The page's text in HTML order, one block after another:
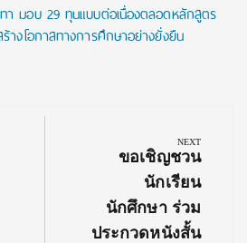
า มอบ 29 ทุนแบบต่อเนื่องตลอดหลักสูตร
างโอกาสทางการศึกษาอย่างยั่งยืน
NEXT
Next
Post:
ขอเชิญชวน
นักเรียน
นักศึกษา ร่วม
ประกวดหนังสั้น